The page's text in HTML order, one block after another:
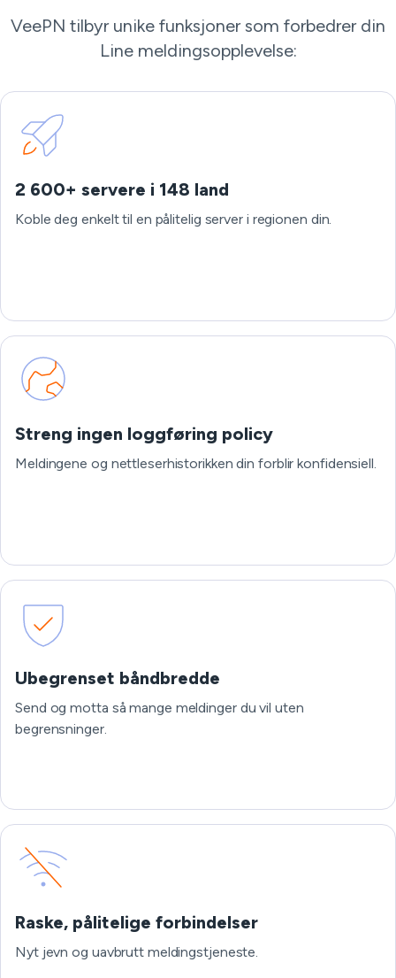
VeePN tilbyr unike funksjoner som forbedrer din
Line meldingsopplevelse:
2 600+ servere i 148 land
Koble deg enkelt til en pålitelig server i regionen din.
Streng ingen loggføring policy
Meldingene og nettleserhistorikken din forblir konfidensiell.
Ubegrenset båndbredde
Send og motta så mange meldinger du vil uten
begrensninger.
Raske, pålitelige forbindelser
Nyt jevn og uavbrutt meldingstjeneste.